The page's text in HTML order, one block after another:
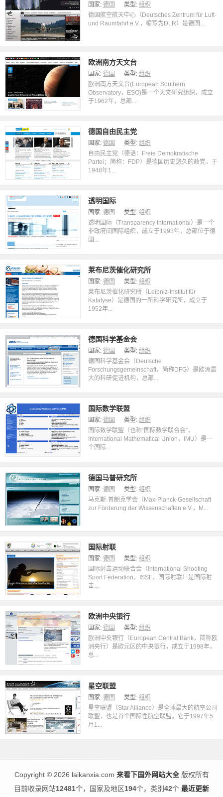
国家: 德国 类型: 组织
德国航空航天中心（Deutsches Zentrum für Luft-
und Raumfahrt e.V.，缩写为DLR）是德国...
欧洲南方天文台
国家: 德国 类型: 组织
欧洲南方天文台(European Southern
Observatory，ESO)是一个天文研究组织，成立
于1962年，总部...
德国自由民主党
国家: 德国 类型: 组织
自由民主党（德语：Freie Demokratische
Partei；简称：FDP）是德国历史悠久的政党，于
1948年1...
透明国际
国家: 德国 类型: 组织
透明国际（Transparency International）是一个
非政府间国际组织，成立于1993年，总部位于德
国...
莱布尼茨催化研究所
国家: 德国 类型: 组织
莱布尼茨催化研究所（Leibniz-Institut für
Katalyse）是德国的一所科学研究所，成立于
1952年...
德国科学基金会
国家: 德国 类型: 组织
德国科学基金会（Deutsche
Forschungsgemeinschaft，简称DFG）是欧洲最
大的科研促进机构，总部...
国际数学联盟
国家: 德国 类型: 组织
国际数学联盟（也称“国际数学联合会”，
International Mathematical Union，IMU）是一
个国际...
德国马普研究所
国家: 德国 类型: 组织
马克斯·普朗克学会（Max-Planck-Gesellschaft
zur Förderung der Wissenschaften e.V.，M...
国际射联
国家: 德国 类型: 组织
国际射击运动联合会（International Shooting
Sport Federation，ISSF，国际射联）是国际射
击...
欧洲中央银行
国家: 德国 类型: 组织
欧洲中央银行（European Central Bank，简称欧
洲央行）是欧元区的中央银行，成立于1998年，
总...
星空联盟
国家: 德国 类型: 组织
星空联盟（Star Alliance）是全球最大的航空公司
联盟，也是首个国际性航空联盟。它于1997年5
月1...
Copyright ©2026 laikanxia.com 来看下国外网站大全版权所有
目前收录网站12481个，国家及地区194个，类别42个 最近更新